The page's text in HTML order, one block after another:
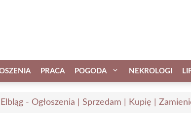
PRACA POGODA NEKROLOGI
Elbląg - Ogłoszenia | Sprzedam | Kupię |